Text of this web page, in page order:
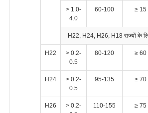
> 1.0-
4.0
60-100 ≥ 15
H22, H24, H26, H18 राज्यों के
H22
> 0.2-
0.5
80-120 ≥ 60
H24
> 0.2-
0.5
95-135 ≥ 70
H26
> 0.2-
110-155 ≥ 75